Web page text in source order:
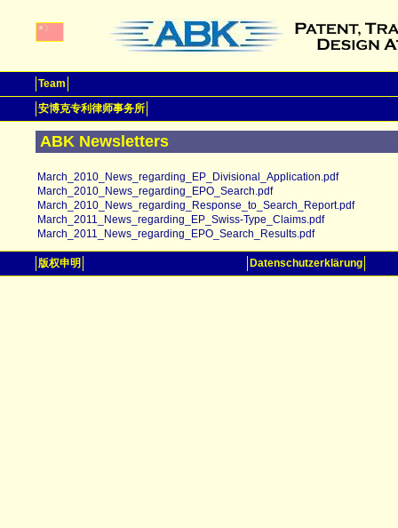
Team
安博克专利律师事务所
ABK Newsletters
March_2010_News_regarding_EP_Divisional_Application.pdf
March_2010_News_regarding_EPO_Search.pdf
March_2010_News_regarding_Response_to_Search_Report.pdf
March_2011_News_regarding_EP_Swiss-Type_Claims.pdf
March_2011_News_regarding_EPO_Search_Results.pdf
版权申明 Datenschutzerklärung